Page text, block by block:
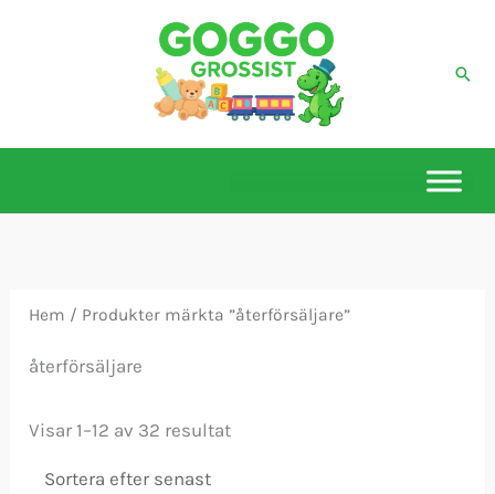
Sök
Hem / Produkter märkta ”återförsäljare”
återförsäljare
Visar 1–12 av 32 resultatSortera